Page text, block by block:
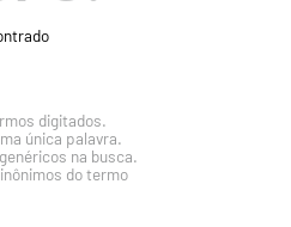
digitados.
única palavra.
na busca.
do termo